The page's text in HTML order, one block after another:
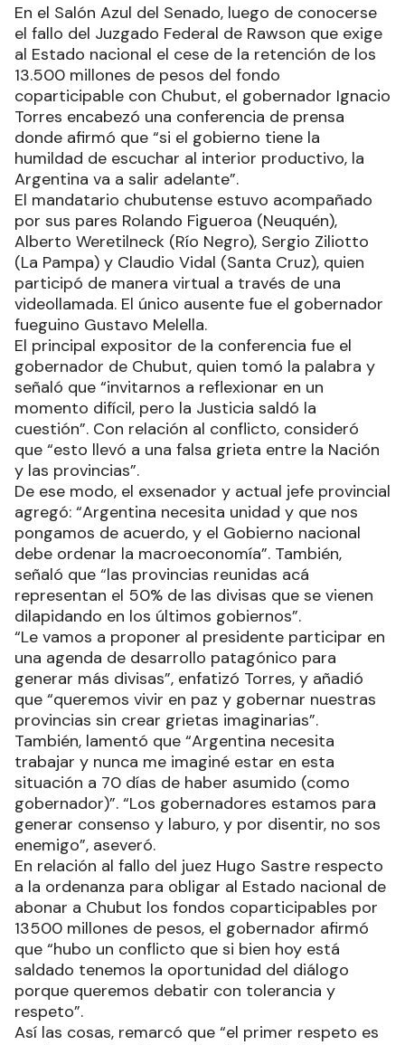
En el Salón Azul del Senado, luego de conocerse
el fallo del Juzgado Federal de Rawson que exige
al Estado nacional el cese de la retención de los
13.500 millones de pesos del fondo
coparticipable con Chubut, el gobernador Ignacio
Torres encabezó una conferencia de prensa
donde afirmó que “si el gobierno tiene la
humildad de escuchar al interior productivo, la
Argentina va a salir adelante”.
El mandatario chubutense estuvo acompañado
por sus pares Rolando Figueroa (Neuquén),
Alberto Weretilneck (Río Negro), Sergio Ziliotto
(La Pampa) y Claudio Vidal (Santa Cruz), quien
participó de manera virtual a través de una
videollamada. El único ausente fue el gobernador
fueguino Gustavo Melella.
El principal expositor de la conferencia fue el
gobernador de Chubut, quien tomó la palabra y
señaló que “invitarnos a reflexionar en un
momento difícil, pero la Justicia saldó la
cuestión”. Con relación al conflicto, consideró
que “esto llevó a una falsa grieta entre la Nación
y las provincias”.
De ese modo, el exsenador y actual jefe provincial
agregó: “Argentina necesita unidad y que nos
pongamos de acuerdo, y el Gobierno nacional
debe ordenar la macroeconomía”. También,
señaló que “las provincias reunidas acá
representan el 50% de las divisas que se vienen
dilapidando en los últimos gobiernos”.
“Le vamos a proponer al presidente participar en
una agenda de desarrollo patagónico para
generar más divisas”, enfatizó Torres, y añadió
que “queremos vivir en paz y gobernar nuestras
provincias sin crear grietas imaginarias”.
También, lamentó que “Argentina necesita
trabajar y nunca me imaginé estar en esta
situación a 70 días de haber asumido (como
gobernador)”. “Los gobernadores estamos para
generar consenso y laburo, y por disentir, no sos
enemigo”, aseveró.
En relación al fallo del juez Hugo Sastre respecto
a la ordenanza para obligar al Estado nacional de
abonar a Chubut los fondos coparticipables por
13500 millones de pesos, el gobernador afirmó
que “hubo un conflicto que si bien hoy está
saldado tenemos la oportunidad del diálogo
porque queremos debatir con tolerancia y
respeto”.
Así las cosas, remarcó que “el primer respeto es